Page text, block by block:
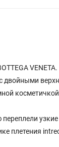
VENETA.
двойными
плетения